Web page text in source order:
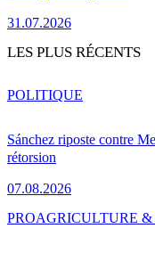
31.07.2026
LES PLUS RÉCENTS
Sánchez riposte contre
rétorsion
07.08.2026
POLITIQUE
PROAGRICULTURE